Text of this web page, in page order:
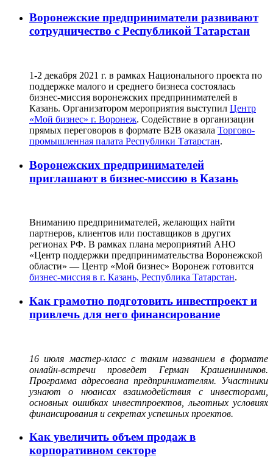
Воронежские предприниматели развивают
сотрудничество с Республикой Татарстан
1-2 декабря 2021 г. в рамках Национального проекта по
поддержке малого и среднего бизнеса состоялась
бизнес-миссия воронежских предпринимателей в
Казань. Организатором мероприятия выступил Центр
«Мой бизнес» г. Воронеж. Содействие в организации
прямых переговоров в формате В2В оказала Торгово-
промышленная палата Республики Татарстан.
Воронежских предпринимателей
приглашают в бизнес-миссию в Казань
Вниманию предпринимателей, желающих найти
партнеров, клиентов или поставщиков в других
регионах РФ. В рамках плана мероприятий АНО
«Центр поддержки предпринимательства Воронежской
области» — Центр «Мой бизнес» Воронеж готовится
бизнес-миссия в г. Казань, Республика Татарстан.
Как грамотно подготовить инвестпроект и
привлечь для него финансирование
16 июля мастер-класс с таким названием в формате
онлайн-встречи проведет Герман Крашенинников.
Программа адресована предпринимателям. Участники
узнают о нюансах взаимодействия с инвесторами,
основных ошибках инвестпроектов, льготных условиях
финансирования и секретах успешных проектов.
Как увеличить объем продаж в
корпоративном секторе